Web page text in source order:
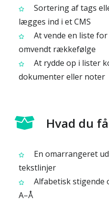
Sortering af tags
lægges ind i et CMS
At vende en liste
omvendt rækkefølge
At rydde op i lister
dokumenter eller noter
Hvad du
En omarrangeret
tekstlinjer
Alfabetisk stigende
A–Å